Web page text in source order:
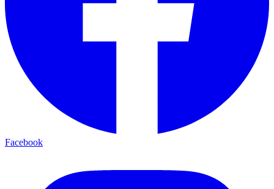
Facebook